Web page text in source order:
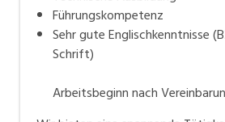
Führungskompetenz
Sehr gute Englischkenntnisse
Schrift)
Arbeitsbeginn nach